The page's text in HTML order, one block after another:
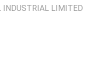
INDUSTRIAL LIMITED